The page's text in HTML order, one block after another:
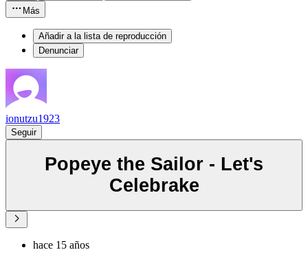
Más
Añadir a la lista de reproducción
Denunciar
ionutzu1923
Seguir
Popeye the Sailor - Let's
Celebrake
hace 15 años